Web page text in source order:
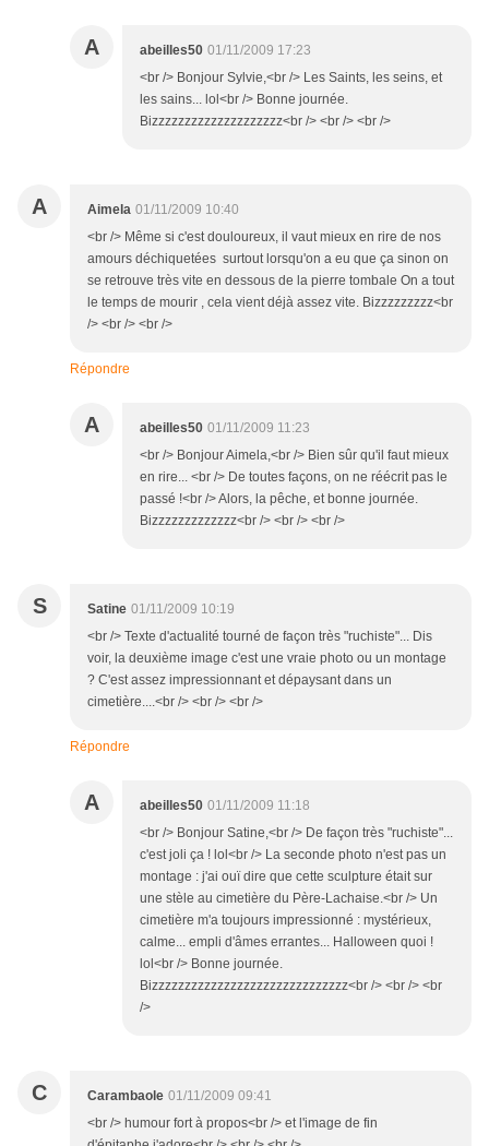
A abeilles50 01/11/2009 17:23
<br /> Bonjour Sylvie,<br /> Les Saints, les seins, et
les sains... lol<br /> Bonne journée.
Bizzzzzzzzzzzzzzzzzzzz<br /> <br /> <br />
A Aimela 01/11/2009 10:40
<br /> Même si c'est douloureux, il vaut mieux en rire de nos
amours déchiquetées surtout lorsqu'on a eu que ça sinon on
se retrouve très vite en dessous de la pierre tombale On a tout
le temps de mourir , cela vient déjà assez vite. Bizzzzzzzzz<br
/> <br /> <br />
Répondre
A abeilles50 01/11/2009 11:23
<br /> Bonjour Aimela,<br /> Bien sûr qu'il faut mieux
en rire... <br /> De toutes façons, on ne réécrit pas le
passé !<br /> Alors, la pêche, et bonne journée.
Bizzzzzzzzzzzzz<br /> <br /> <br />
S Satine 01/11/2009 10:19
<br /> Texte d'actualité tourné de façon très "ruchiste"... Dis
voir, la deuxième image c'est une vraie photo ou un montage
? C'est assez impressionnant et dépaysant dans un
cimetière....<br /> <br /> <br />
Répondre
A abeilles50 01/11/2009 11:18
<br /> Bonjour Satine,<br /> De façon très "ruchiste"...
c'est joli ça ! lol<br /> La seconde photo n'est pas un
montage : j'ai ouï dire que cette sculpture était sur
une stèle au cimetière du Père-Lachaise.<br /> Un
cimetière m'a toujours impressionné : mystérieux,
calme... empli d'âmes errantes... Halloween quoi !
lol<br /> Bonne journée.
Bizzzzzzzzzzzzzzzzzzzzzzzzzzzzzz<br /> <br /> <br
/>
C Carambaole 01/11/2009 09:41
<br /> humour fort à propos<br /> et l'image de fin